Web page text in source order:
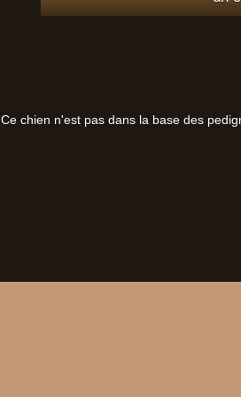
Ce chien n'est pas dans la base des